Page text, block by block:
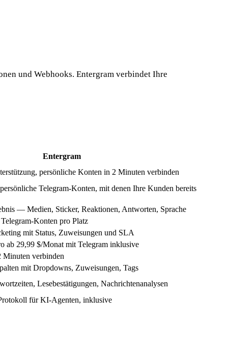
und Webhooks. Entergram verbindet Ihre
Entergram
persönliche Konten in 2 Minuten verbinden
Telegram-Konten, mit denen Ihre Kunden bereits
— Medien, Sticker, Reaktionen, Antworten, Sprache
Konten pro Platz
mit Status, Zuweisungen und SLA
ab 29,99 $/Monat mit Telegram inklusive
Minuten verbinden
mit Dropdowns, Zuweisungen, Tags
Lesebestätigungen, Nachrichtenanalysen
für KI-Agenten, inklusive